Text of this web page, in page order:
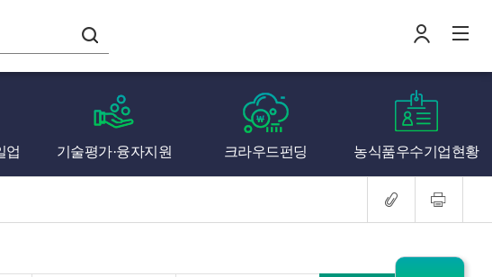
로 전
나의창업일지
업 기술평가·융자지원 크라우드펀딩 농식품우수기업현황